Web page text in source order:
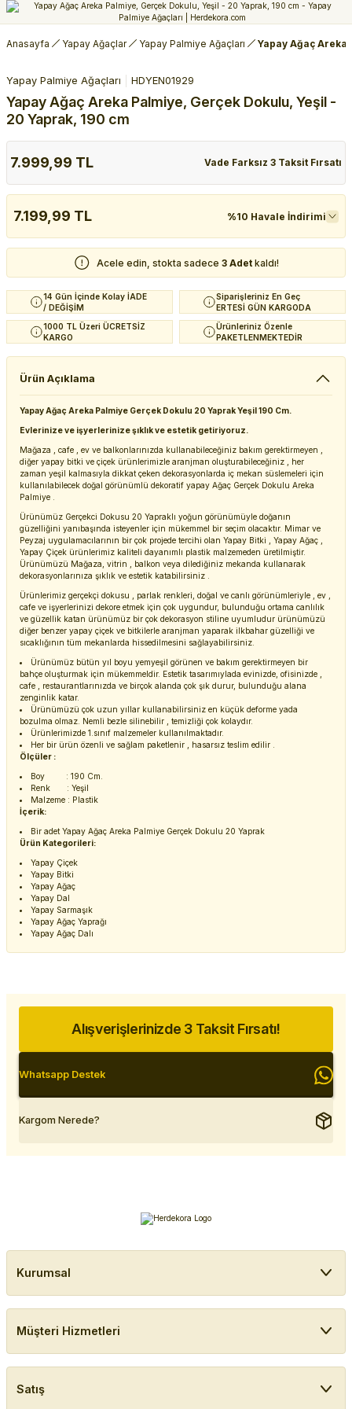
Anasayfa Yapay Ağaçlar Yapay Palmiye Ağaçları Yapay Ağaç Areka
Yapay Palmiye Ağaçları HDYEN01929
Yapay Ağaç Areka Palmiye, Gerçek Dokulu, Yeşil -
20 Yaprak, 190 cm
7.999,99 TL Vade Farksız 3 Taksit Fırsatı
7.199,99 TL %10 Havale İndirimi
Acele edin, stokta sadece 3 Adet kaldı!
14 Gün İçinde Kolay İADE
/ DEĞİŞİM
Siparişleriniz En Geç
ERTESİ GÜN KARGODA
1000 TL Üzeri ÜCRETSİZ
KARGO
Ürünleriniz Özenle
PAKETLENMEKTEDİR
Ürün Açıklama
Yapay Ağaç Areka Palmiye Gerçek Dokulu 20 Yaprak Yeşil 190 Cm.
Evlerinize ve işyerlerinize şıklık ve estetik getiriyoruz.
Mağaza , cafe , ev ve balkonlarınızda kullanabileceğiniz bakım gerektirmeyen ,
diğer yapay bitki ve çiçek ürünlerimizle aranjman oluşturabileceğiniz , her
zaman yeşil kalmasıyla dikkat çeken dekorasyonlarda iç mekan süslemeleri için
kullanılabilecek doğal görünümlü dekoratif yapay Ağaç Gerçek Dokulu Areka
Palmiye .
Ürünümüz Gerçekci Dokusu 20 Yapraklı yoğun görünümüyle doğanın
güzelliğini yanıbaşında isteyenler için mükemmel bir seçim olacaktır. Mimar ve
Peyzaj uygulamacılarının bir çok projede tercihi olan Yapay Bitki , Yapay Ağaç ,
Yapay Çiçek ürünlerimiz kaliteli dayanımlı plastik malzemeden üretilmiştir.
Ürünümüzü Mağaza, vitrin , balkon veya dilediğiniz mekanda kullanarak
dekorasyonlarınıza şıklık ve estetik katabilirsiniz .
Ürünlerimiz gerçekçi dokusu , parlak renkleri, doğal ve canlı görünümleriyle , ev ,
cafe ve işyerlerinizi dekore etmek için çok uygundur, bulunduğu ortama canlılık
ve güzellik katan ürünümüz bir çok dekorasyon stiline uyumludur ürünümüzü
diğer benzer yapay çiçek ve bitkilerle aranjman yaparak ilkbahar güzelliği ve
sıcaklığının tüm mekanlarda hissedilmesini sağlayabilirsiniz.
Ürünümüz bütün yıl boyu yemyeşil görünen ve bakım gerektirmeyen bir
bahçe oluşturmak için mükemmeldir. Estetik tasarımıylada evinizde, ofisinizde ,
cafe , restaurantlarınızda ve birçok alanda çok şık durur, bulunduğu alana
zenginlik katar.
Ürünümüzü çok uzun yıllar kullanabilirsiniz en küçük deforme yada
bozulma olmaz. Nemli bezle silinebilir , temizliği çok kolaydır.
Ürünlerimizde 1.sınıf malzemeler kullanılmaktadır.
Her bir ürün özenli ve sağlam paketlenir , hasarsız teslim edilir .
Ölçüler :
Boy : 190 Cm.
Renk : Yeşil
Malzeme : Plastik
İçerik:
Bir adet Yapay Ağaç Areka Palmiye Gerçek Dokulu 20 Yaprak
Ürün Kategorileri:
Yapay Çiçek
Yapay Bitki
Yapay Ağaç
Yapay Dal
Yapay Sarmaşık
Yapay Ağaç Yaprağı
Yapay Ağaç Dalı
Alışverişlerinizde 3 Taksit Fırsatı!
Whatsapp Destek
Kargom Nerede?
Kurumsal
Müşteri Hizmetleri
Satış